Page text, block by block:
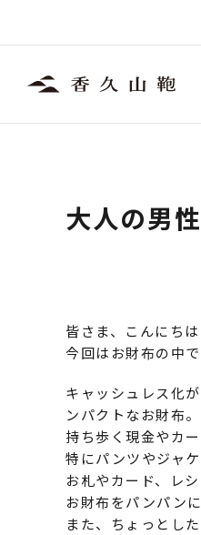
大人の男
皆さま、こんにち
今回はお財布の中
キャッシュレス化
ンパクトなお財布。
持ち歩く現金やカ
特にパンツやジャ
お札やカード、レ
お財布をパンパン
また、ちょっとし